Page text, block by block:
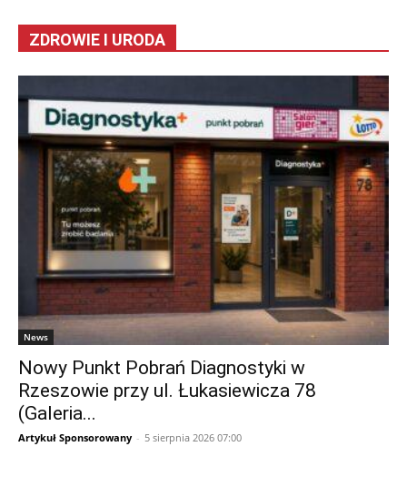
ZDROWIE I URODA
News
Nowy Punkt Pobrań Diagnostyki w
Rzeszowie przy ul. Łukasiewicza 78
(Galeria...
Artykuł Sponsorowany - 5 sierpnia 2026 07:00